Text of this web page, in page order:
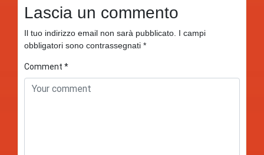
Lascia un commento
Il tuo indirizzo email non sarà pubblicato. I campi
obbligatori sono contrassegnati *
Comment *